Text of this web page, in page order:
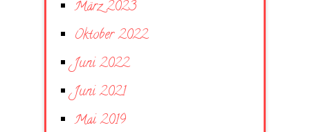
März 2023
Oktober 2022
Juni 2022
Juni 2021
Mai 2019